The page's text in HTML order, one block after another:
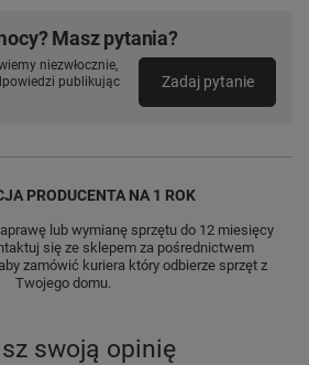
Masz pytania?
niezwłocznie,
publikując
Zadaj pytanie
PRODUCENTA NA 1 ROK
lub wymianę sprzętu do 12 miesięcy
się ze sklepem za pośrednictwem
zamówić kuriera który odbierze sprzęt z
Twojego domu.
swoją opinię